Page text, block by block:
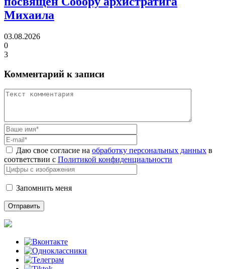
Михаила
03.08.2026
0
3
Комментарий к записи
Даю свое согласие на обработку персональных данных в
соответствии с Политикой конфиденциальности
Запомнить меня